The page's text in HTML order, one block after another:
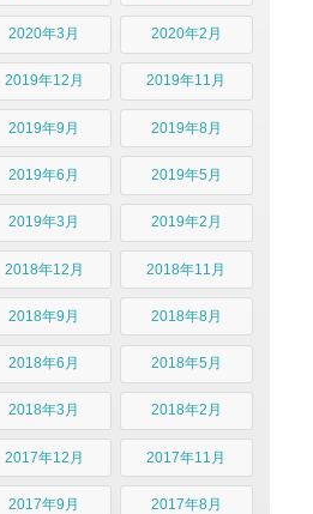
2020年3月 2020年2月
2019年12月 2019年11月
2019年9月 2019年8月
2019年6月 2019年5月
2019年3月 2019年2月
2018年12月 2018年11月
2018年9月 2018年8月
2018年6月 2018年5月
2018年3月 2018年2月
2017年12月 2017年11月
2017年9月 2017年8月